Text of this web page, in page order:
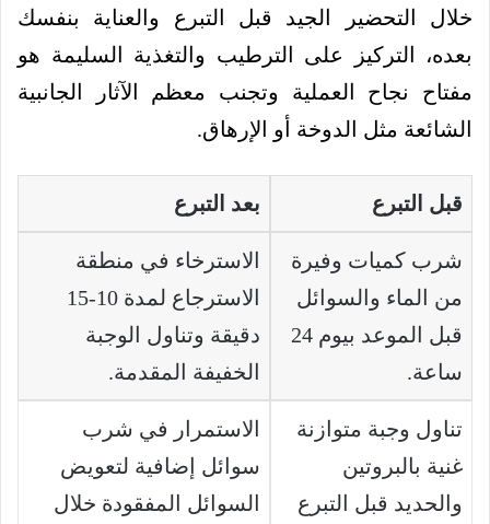
خلال التحضير الجيد قبل التبرع والعناية بنفسك
بعده، التركيز على الترطيب والتغذية السليمة هو
مفتاح نجاح العملية وتجنب معظم الآثار الجانبية
الشائعة مثل الدوخة أو الإرهاق.
قبل التبرع بعد التبرع
شرب كميات وفيرة
من الماء والسوائل
قبل الموعد بيوم 24
ساعة.
الاسترخاء في منطقة
الاسترجاع لمدة 10-15
دقيقة وتناول الوجبة
الخفيفة المقدمة.
تناول وجبة متوازنة
غنية بالبروتين
والحديد قبل التبرع
الاستمرار في شرب
سوائل إضافية لتعويض
السوائل المفقودة خلال